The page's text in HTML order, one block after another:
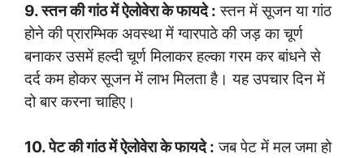
9. स्तन की गांठ में ऐलोवेरा के फायदे : स्तन में सूजन या गांठ
होने की प्रारम्भिक अवस्था में ग्वारपाठे की जड़ का चूर्ण
बनाकर उसमें हल्दी चूर्ण मिलाकर हल्का गरम कर बांधने से
दर्द कम होकर सूजन में लाभ मिलता है। यह उपचार दिन में
दो बार करना चाहिए।
10. पेट की गांठ में ऐलोवेरा के फायदे : जब पेट में मल जमा हो